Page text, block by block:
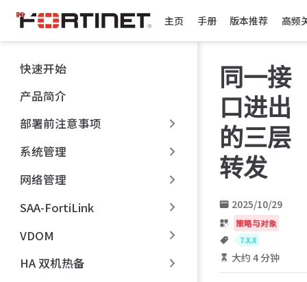
跳
至
主
內
容
主页 手册 版本推荐 高频
快速开始
产品简介
部署前注意事项
系统管理
网络管理
SAA-FortiLink
VDOM
HA 双机热备
同一接
口进出
的三层
转发
2025/10/29
策略与对象
7.X.X
大约 4 分钟